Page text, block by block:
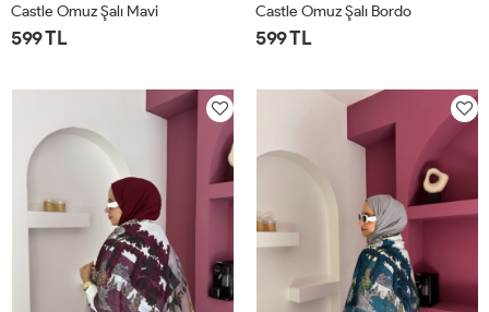
Castle Omuz Şalı Mavi
599 TL
Castle Omuz Şalı Bordo
599 TL